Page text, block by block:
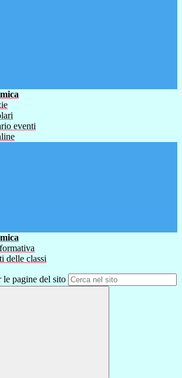
eventi
delle classi
le pagine del sito